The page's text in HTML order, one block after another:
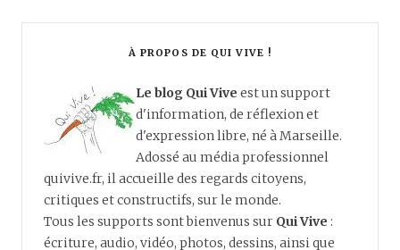
À PROPOS DE QUI VIVE !
Le blog Qui Vive est un support
d'information, de réflexion et
d'expression libre, né à Marseille.
Adossé au média professionnel
quivive.fr, il accueille des regards citoyens,
critiques et constructifs, sur le monde.
Tous les supports sont bienvenus sur Qui Vive :
écriture, audio, vidéo, photos, dessins, ainsi que